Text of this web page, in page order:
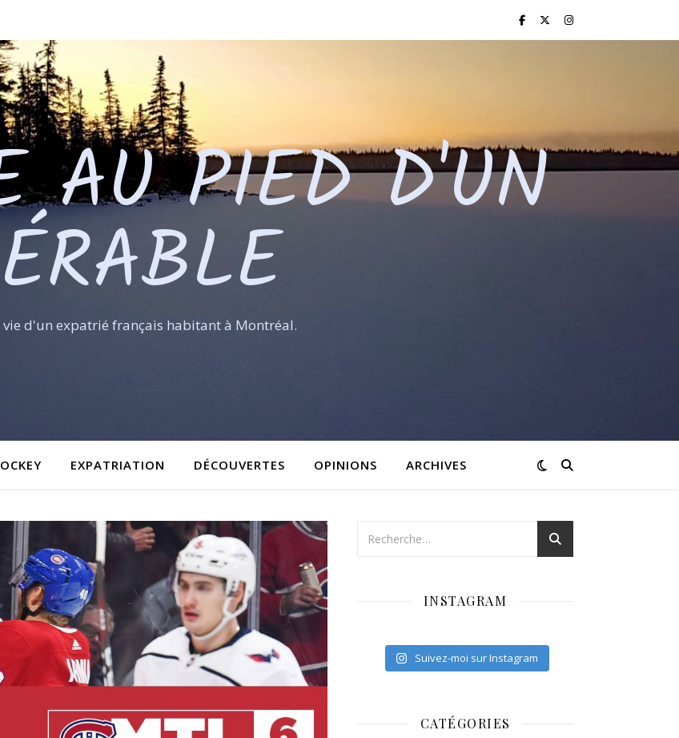
AU PIED D'UN
ÉRABLE
vie d'un expatrié français habitant à Montréal.
EXPATRIATION DÉCOUVERTES OPINIONS ARCHIVES
INSTAGRAM
Suivez-moi sur Instagram
CATÉGORIES